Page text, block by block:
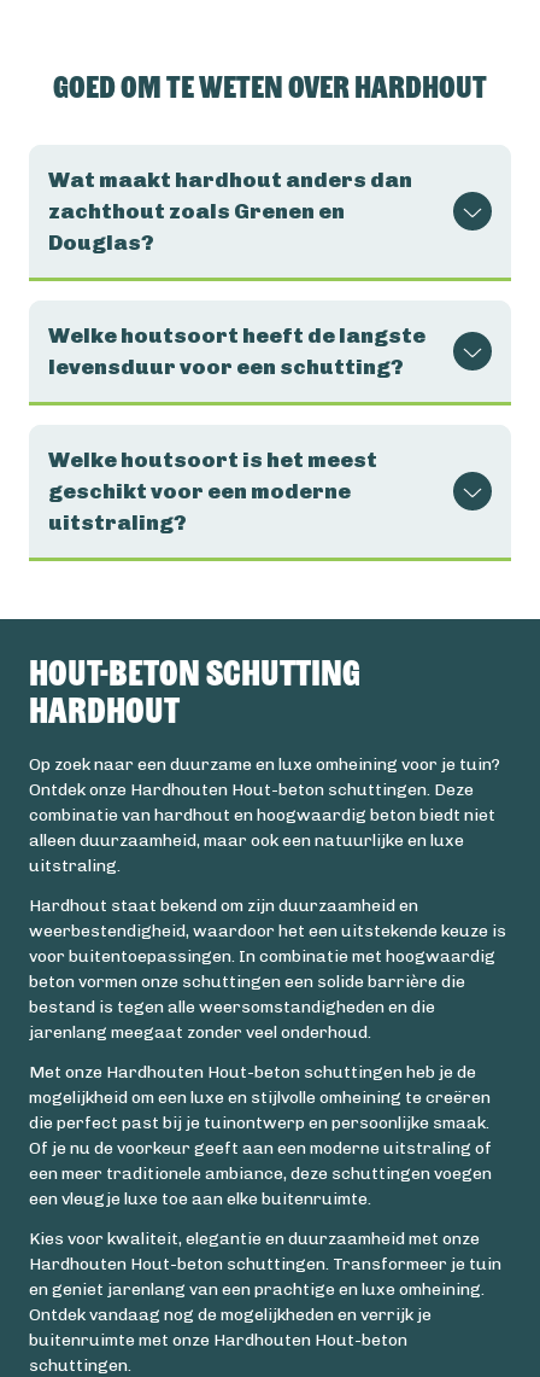
Goed om te weten over Hardhout
Wat maakt hardhout anders dan
zachthout zoals Grenen en
Douglas?
Welke houtsoort heeft de langste
levensduur voor een schutting?
Welke houtsoort is het meest
geschikt voor een moderne
uitstraling?
Hout-beton schutting
Hardhout
Op zoek naar een duurzame en luxe omheining voor je tuin?
Ontdek onze Hardhouten Hout-beton schuttingen. Deze
combinatie van hardhout en hoogwaardig beton biedt niet
alleen duurzaamheid, maar ook een natuurlijke en luxe
uitstraling.
Hardhout staat bekend om zijn duurzaamheid en
weerbestendigheid, waardoor het een uitstekende keuze is
voor buitentoepassingen. In combinatie met hoogwaardig
beton vormen onze schuttingen een solide barrière die
bestand is tegen alle weersomstandigheden en die
jarenlang meegaat zonder veel onderhoud.
Met onze Hardhouten Hout-beton schuttingen heb je de
mogelijkheid om een luxe en stijlvolle omheining te creëren
die perfect past bij je tuinontwerp en persoonlijke smaak.
Of je nu de voorkeur geeft aan een moderne uitstraling of
een meer traditionele ambiance, deze schuttingen voegen
een vleugje luxe toe aan elke buitenruimte.
Kies voor kwaliteit, elegantie en duurzaamheid met onze
Hardhouten Hout-beton schuttingen. Transformeer je tuin
en geniet jarenlang van een prachtige en luxe omheining.
Ontdek vandaag nog de mogelijkheden en verrijk je
buitenruimte met onze Hardhouten Hout-beton
schuttingen.